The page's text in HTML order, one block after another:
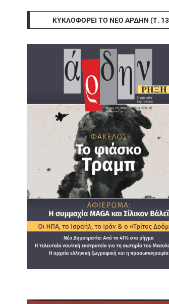
ΚΥΚΛΟΦΟΡΕΊ ΤΟ ΝΈΟ ΆΡΔΗΝ (Τ.